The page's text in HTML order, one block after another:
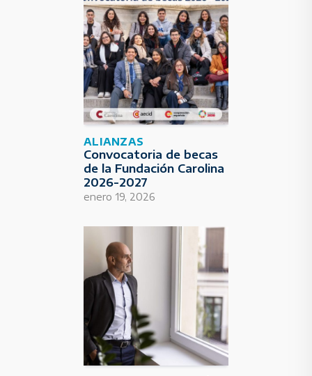
ALIANZAS
Convocatoria de becas
de la Fundación Carolina
2026-2027
enero 19, 2026